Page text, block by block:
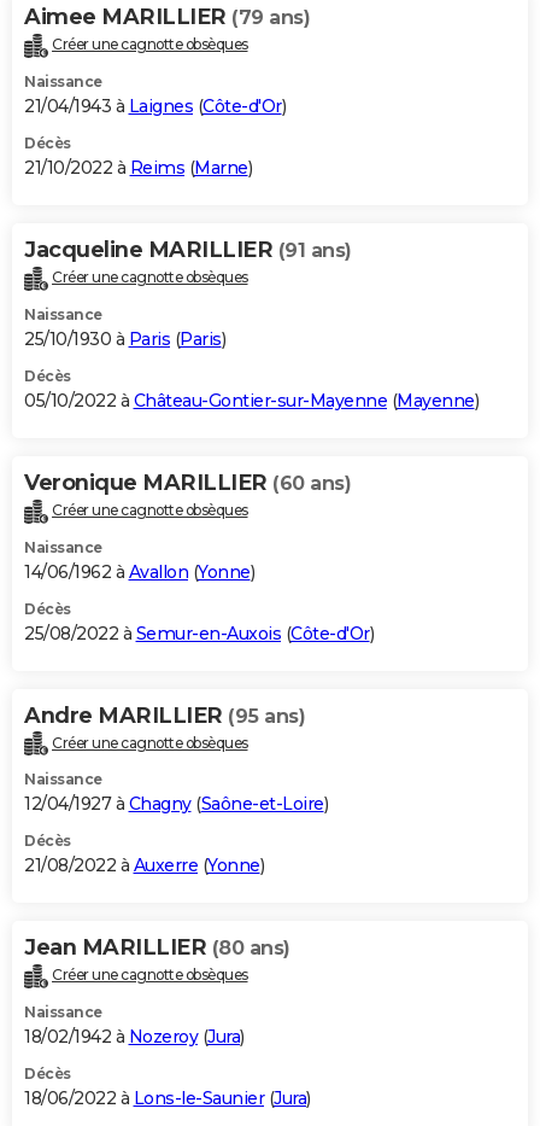
Aimee MARILLIER (79 ans)
Créer une cagnotte obsèques
Naissance
21/04/1943 à Laignes (Côte-d'Or)
Décès
21/10/2022 à Reims (Marne)
Jacqueline MARILLIER (91 ans)
Créer une cagnotte obsèques
Naissance
25/10/1930 à Paris (Paris)
Décès
05/10/2022 à Château-Gontier-sur-Mayenne (Mayenne)
Veronique MARILLIER (60 ans)
Créer une cagnotte obsèques
Naissance
14/06/1962 à Avallon (Yonne)
Décès
25/08/2022 à Semur-en-Auxois (Côte-d'Or)
Andre MARILLIER (95 ans)
Créer une cagnotte obsèques
Naissance
12/04/1927 à Chagny(Saône-et-Loire)
Décès
21/08/2022 à Auxerre (Yonne)
Jean MARILLIER (80 ans)
Créer une cagnotte obsèques
Naissance
18/02/1942 à Nozeroy(Jura)
Décès
18/06/2022 à Lons-le-Saunier(Jura)